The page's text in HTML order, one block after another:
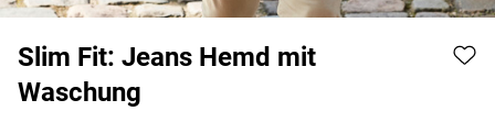
Slim Fit: Jeans Hemd mit
Waschung